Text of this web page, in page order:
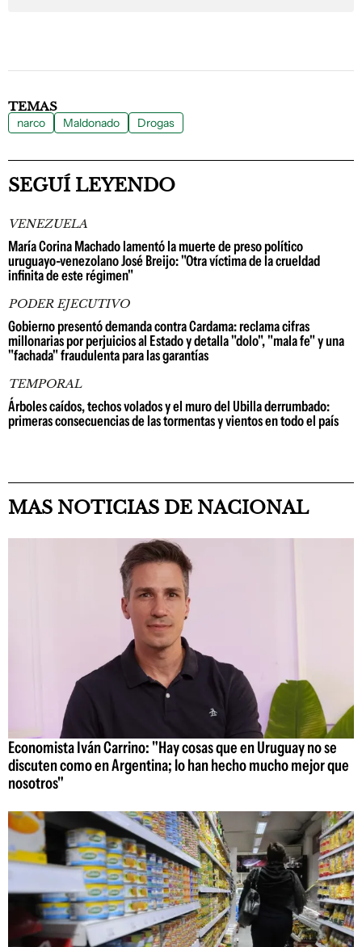
TEMAS
narco Maldonado Drogas
SEGUÍ LEYENDO
VENEZUELA
María Corina Machado lamentó la muerte de preso político
uruguayo-venezolano José Breijo: "Otra víctima de la crueldad
infinita de este régimen"
PODER EJECUTIVO
Gobierno presentó demanda contra Cardama: reclama cifras
millonarias por perjuicios al Estado y detalla "dolo", "mala fe" y una
"fachada" fraudulenta para las garantías
TEMPORAL
Árboles caídos, techos volados y el muro del Ubilla derrumbado:
primeras consecuencias de las tormentas y vientos en todo el país
MAS NOTICIAS DE NACIONAL
Economista Iván Carrino: "Hay cosas que en Uruguay no se
discuten como en Argentina; lo han hecho mucho mejor que
nosotros"